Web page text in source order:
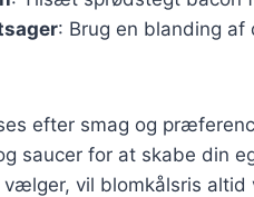
: Brug en blanding af
efter smag og
saucer for at skabe din
vælger, vil blomkålsris